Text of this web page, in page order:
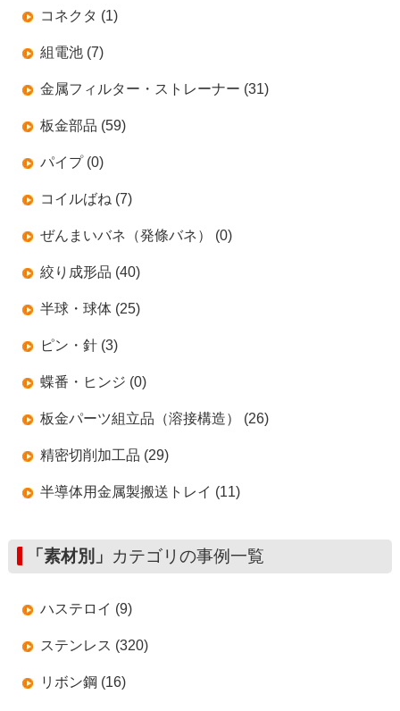
コネクタ (1)
組電池 (7)
金属フィルター・ストレーナー (31)
板金部品 (59)
パイプ (0)
コイルばね (7)
ぜんまいバネ（発條バネ） (0)
絞り成形品 (40)
半球・球体 (25)
ピン・針 (3)
蝶番・ヒンジ (0)
板金パーツ組立品（溶接構造） (26)
精密切削加工品 (29)
半導体用金属製搬送トレイ (11)
「素材別」 カテゴリの事例一覧
ハステロイ (9)
ステンレス (320)
リボン鋼 (16)